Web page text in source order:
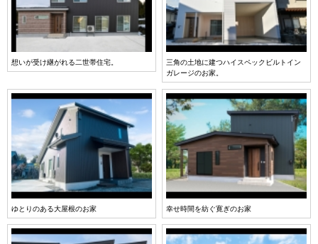
想いが受け継がれる二世帯住宅。
三角の土地に建つハイスペックビルトイン
ガレージのお家。
ゆとりのある大屋根のお家 幸せ時間を紡ぐ寛ぎのお家